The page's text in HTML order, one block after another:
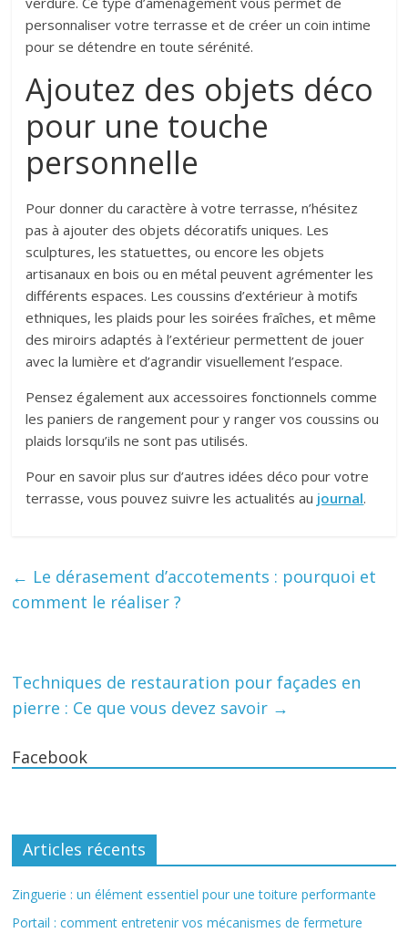
personnaliser votre terrasse et de créer un coin intime
pour se détendre en toute sérénité.
Ajoutez des objets déco
pour une touche
personnelle
Pour donner du caractère à votre terrasse, n’hésitez
pas à ajouter des objets décoratifs uniques. Les
sculptures, les statuettes, ou encore les objets
artisanaux en bois ou en métal peuvent agrémenter les
différents espaces. Les coussins d’extérieur à motifs
ethniques, les plaids pour les soirées fraîches, et même
des miroirs adaptés à l’extérieur permettent de jouer
avec la lumière et d’agrandir visuellement l’espace.
Pensez également aux accessoires fonctionnels comme
les paniers de rangement pour y ranger vos coussins ou
plaids lorsqu’ils ne sont pas utilisés.
Pour en savoir plus sur d’autres idées déco pour votre
terrasse, vous pouvez suivre les actualités au journal.
← Le dérasement d’accotements : pourquoi et
comment le réaliser ?
Techniques de restauration pour façades en
pierre : Ce que vous devez savoir →
Facebook
Articles récents
Zinguerie : un élément essentiel pour une toiture performante
Portail : comment entretenir vos mécanismes de fermeture